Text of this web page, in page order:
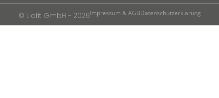
© Liofit GmbH - 2026Impressum & AGBDatenschutzerklärung